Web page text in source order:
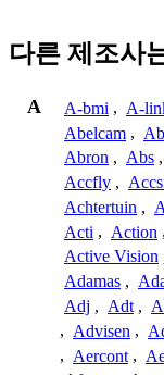
다른 제조사
A A-bmi , A-
Abelcam ,
Abron , Abs ,
Accfly ,
Achtertuin ,
Acti , Action ,
Active Vision
Adamas ,
Adj , Adt ,
, Advisen ,
, Aercont ,